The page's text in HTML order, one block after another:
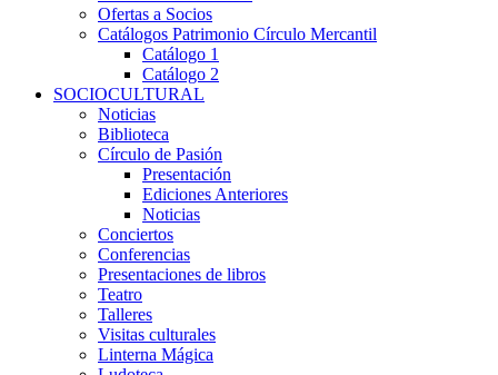
Ofertas a Socios
Catálogos Patrimonio Círculo Mercantil
Catálogo 1
Catálogo 2
SOCIOCULTURAL
Noticias
Biblioteca
Círculo de Pasión
Presentación
Ediciones Anteriores
Noticias
Conciertos
Conferencias
Presentaciones de libros
Teatro
Talleres
Visitas culturales
Linterna Mágica